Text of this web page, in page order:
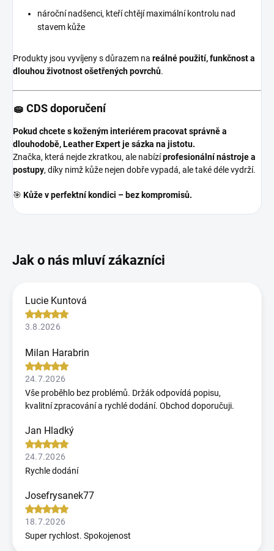
nároční nadšenci, kteří chtějí maximální kontrolu nad
stavem kůže
Produkty jsou vyvíjeny s důrazem na reálné použití, funkčnost a
dlouhou životnost ošetřených povrchů.
🧽 CDS doporučení
Pokud chcete s koženým interiérem pracovat správně a
dlouhodobě, Leather Expert je sázka na jistotu.
Značka, která nejde zkratkou, ale nabízíprofesionální nástroje a
postupy, díky nimž kůže nejen dobře vypadá, ale také déle vydrží.
🎯 Kůže v perfektní kondici – bez kompromisů.
Lucie Kuntová
3.8.2026
Milan Harabrin
24.7.2026
Vše proběhlo bez problémů. Držák odpovídá popisu,
kvalitní zpracování a rychlé dodání. Obchod doporučuji.
Jan Hladký
24.7.2026
Rychle dodání
Josefrysanek77
18.7.2026
Super rychlost. Spokojenost